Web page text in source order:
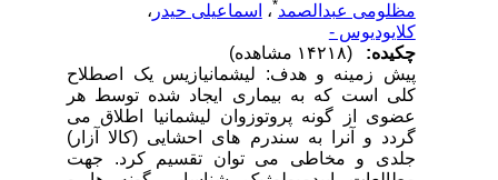
مظلومی عبدالصمد ،اسماعیلی حیدر،
کلایودیوس -
چکیده:
پیش زمینه و هدف: لیشمانیازیس یک اصطلاح
کلی است که به بیماری ایجاد شده توسط هر
عضوی از گونه پروتوزوان لیشمانیا اطلاق می
گردد و آنرا به سندرم های احشایی (کالا آزار)
جلدی و مخاطی می توان تقسیم کرد. جهت